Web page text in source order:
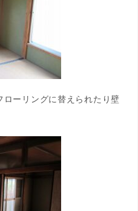
ーリングに替えられたり壁